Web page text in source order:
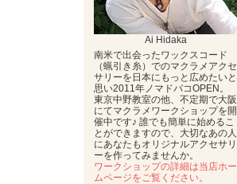
Ai Hidaka
南米で出会ったワックスコード
（蝋引き糸）でのマクラメアクセ
サリーを日本にもっと広めたいと
思い2011年ノマドバコOPEN。
東京中野教室の他、不定期で大阪
にてマクラメワークショップを開
催中です♪ 誰でも簡単に始めるこ
とができますので、大切なあの人
にあなたもオリジナルアクセサリ
ーを作ってみませんか。
ワークショップの詳細は当店ホー
ムページをご覧ください。